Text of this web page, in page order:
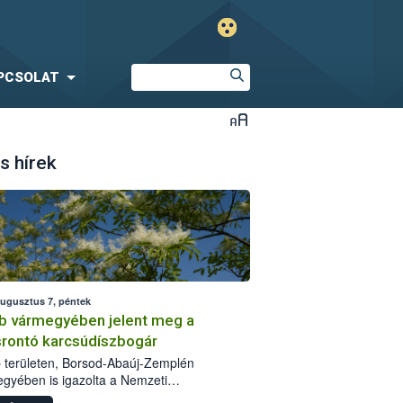
hírek
7, péntek
vármegyében jelent meg a
karcsúdíszbogár
területen, Borsod-Abaúj-Zemplén
is igazolta a Nemzeti
biztonsági Hivatal (Nébih) a